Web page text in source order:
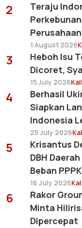
2
Teraju
1 August 2026
3
Heboh Isu
Dicoret,
15 July 2026
4
Berhasil
Siapkan
Indonesia
25 July 2026
5
Krisantus
DBH
Beban PPPK
16 July 2026
6
Rakor
Minta
Dipercepat